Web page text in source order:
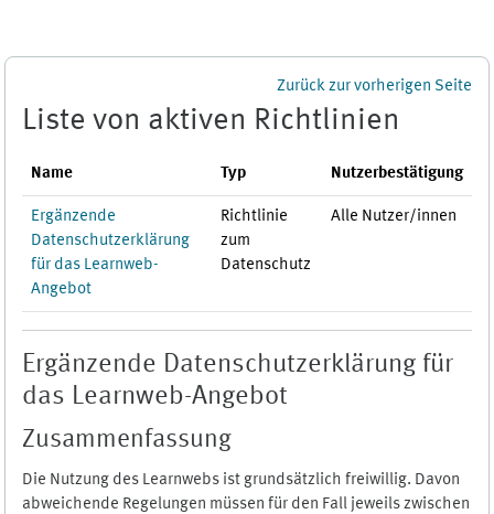
Zurück zur vorherigen Seite
Liste von aktiven Richtlinien
Name Typ Nutzerbestätigung
Ergänzende
Datenschutzerklärung
für das Learnweb-
Angebot
Richtlinie
zum
Datenschutz
Alle Nutzer/innen
Ergänzende Datenschutzerklärung für
das Learnweb-Angebot
Zusammenfassung
Die Nutzung des Learnwebs ist grundsätzlich freiwillig. Davon
abweichende Regelungen müssen für den Fall jeweils zwischen